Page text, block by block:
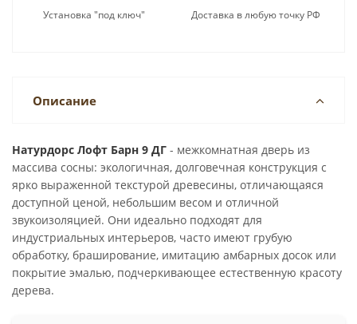
Установка "под ключ" Доставка в любую точку РФ
Описание
Натурдорс Лофт Барн 9 ДГ - межкомнатная дверь из
массива сосны: экологичная, долговечная конструкция с
ярко выраженной текстурой древесины, отличающаяся
доступной ценой, небольшим весом и отличной
звукоизоляцией. Они идеально подходят для
индустриальных интерьеров, часто имеют грубую
обработку, браширование, имитацию амбарных досок или
покрытие эмалью, подчеркивающее естественную красоту
дерева.